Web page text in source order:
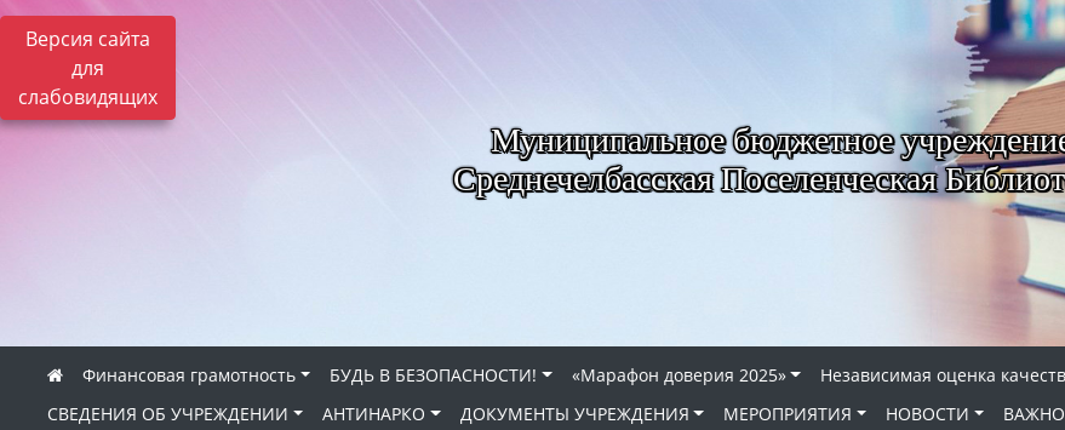
Версия сайта
для
слабовидящих
Муниципальное бюджетное
Среднечелбасская Поселенческая
Финансовая грамотность БУДЬ В БЕЗОПАСНОСТИ! «Марафон доверия 2025» Независимая оценка
СВЕДЕНИЯ ОБ УЧРЕЖДЕНИИ
АНТИНАРКО ДОКУМЕНТЫ УЧРЕЖДЕНИЯ МЕРОПРИЯТИЯ НОВОСТИ ВАЖНО